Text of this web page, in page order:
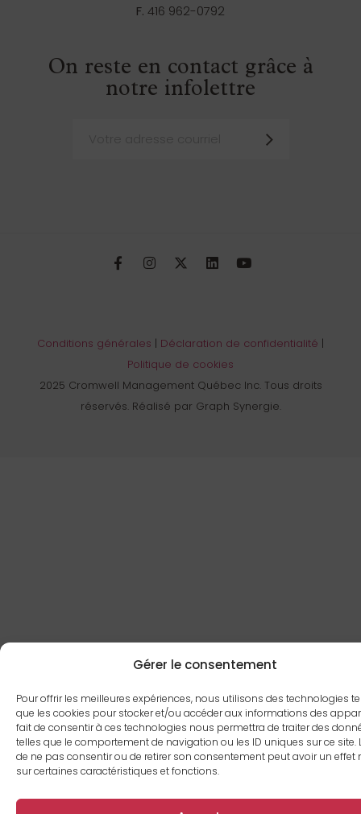
Gérer le consentement
Pour offrir les meilleures expériences, nous utilisons des technologies
que les cookies pour stocker et/ou accéder aux informations des
fait de consentir à ces technologies nous permettra de traiter des
telles que le comportement de navigation ou les ID uniques sur ce site.
de ne pas consentir ou de retirer son consentement peut avoir un effet
sur certaines caractéristiques et fonctions.
F. 416 962-0792
On reste en contact grâce à
notre infolettre
Conditions générales | Déclaration de confidentialité |
Politique de cookies
2025 Cromwell Management Québec Inc. Tous droits
réservés. Réalisé par Graph Synergie.